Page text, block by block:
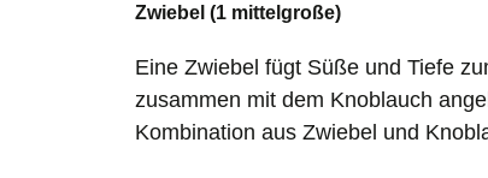
Zwiebel (1 mittelgroße)
Eine Zwiebel fügt Süße und Tiefe
zusammen mit dem Knoblauch
Kombination aus Zwiebel und